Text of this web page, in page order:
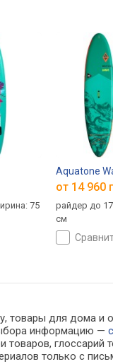
75
Aquatone
от 14 960
райдер до
см
товары для дома
информацию —
товаров,
только с